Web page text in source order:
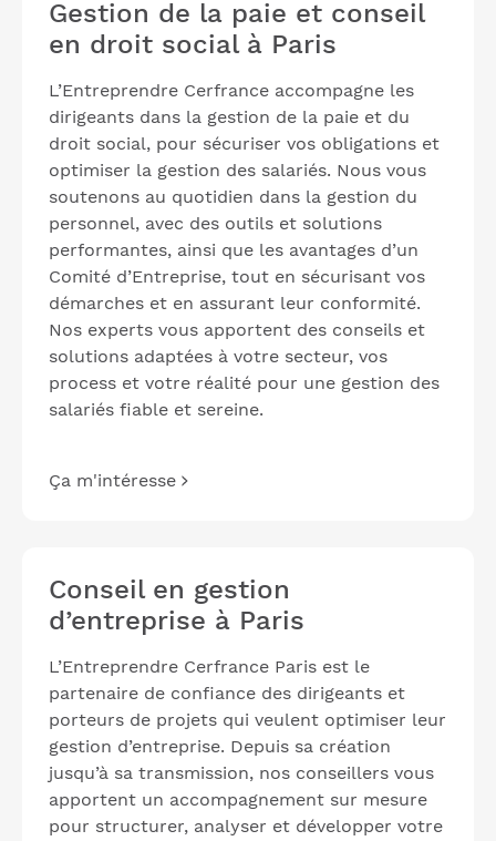
Gestion de la paie et conseil
en droit social à Paris
L’Entreprendre Cerfrance accompagne les
dirigeants dans la gestion de la paie et du
droit social, pour sécuriser vos obligations et
optimiser la gestion des salariés. Nous vous
soutenons au quotidien dans la gestion du
personnel, avec des outils et solutions
performantes, ainsi que les avantages d’un
Comité d’Entreprise, tout en sécurisant vos
démarches et en assurant leur conformité.
Nos experts vous apportent des conseils et
solutions adaptées à votre secteur, vos
process et votre réalité pour une gestion des
salariés fiable et sereine.
Ça m'intéresse
Conseil en gestion
d’entreprise à Paris
L’Entreprendre Cerfrance Paris est le
partenaire de confiance des dirigeants et
porteurs de projets qui veulent optimiser leur
gestion d’entreprise. Depuis sa création
jusqu’à sa transmission, nos conseillers vous
apportent un accompagnement sur mesure
pour structurer, analyser et développer votre